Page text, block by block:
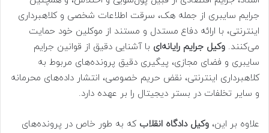
جرایم سایبری از جمله هک، سرقت اطلاعات شخصی و کلاهبرداری
اینترنتی، با ارائه دفاع مستدل و مستند از موکلین خود حمایت
می‌کنند. وکیل جرایم رایانه‌ای با آشنایی دقیق از قوانین جرایم
سایبری و فضای مجازی، پیگیری دقیق پرونده‌های مربوط به
کلاهبرداری اینترنتی، نقض حریم خصوصی، انتشار داده‌های محرمانه
و سایر تخلفات در بستر دیجیتال را بر عهده دارد.
علاوه بر این، وکیل دادگاه انقلاب که به طور خاص در پرونده‌های